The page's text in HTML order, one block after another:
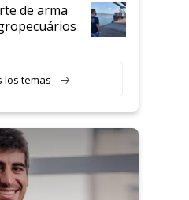
de arma
los temas